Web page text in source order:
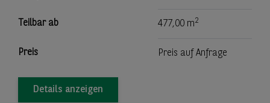
Teilbar ab 477,00 m2
Preis Preis auf Anfrage
Details anzeigen